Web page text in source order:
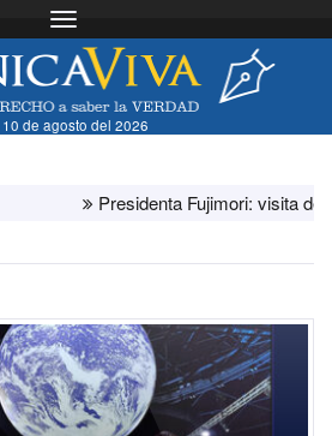
Toggle navigation
de agosto del 2026
Presidenta Fujimori: visita del